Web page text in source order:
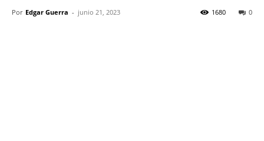
Por Edgar Guerra - junio 21, 2023 0
1680